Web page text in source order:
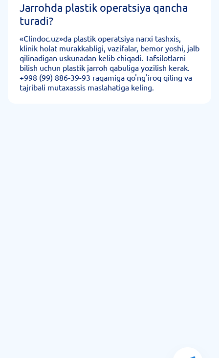
Jarrohda plastik operatsiya qancha
turadi?
«Clindoc.uz»da plastik operatsiya narxi tashxis,
klinik holat murakkabligi, vazifalar, bemor yoshi, jalb
qilinadigan uskunadan kelib chiqadi. Tafsilotlarni
bilish uchun plastik jarroh qabuliga yozilish kerak.
+998 (99) 886-39-93 raqamiga qo'ng'iroq qiling va
tajribali mutaxassis maslahatiga keling.